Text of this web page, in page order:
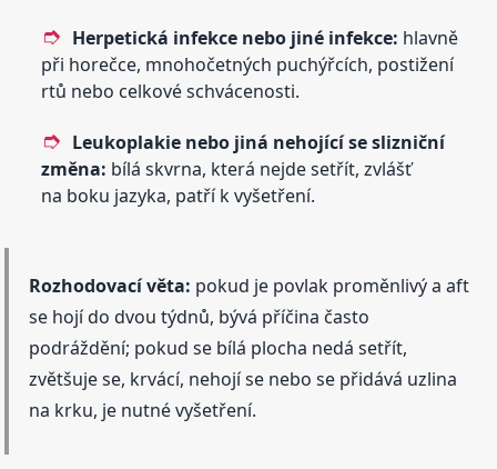
Herpetická infekce nebo jiné infekce: hlavně
při horečce, mnohočetných puchýřcích, postižení
rtů nebo celkové schvácenosti.
Leukoplakie nebo jiná nehojící se slizniční
změna: bílá skvrna, která nejde setřít, zvlášť
na boku jazyka, patří k vyšetření.
Rozhodovací věta: pokud je povlak proměnlivý a aft
se hojí do dvou týdnů, bývá příčina často
podráždění; pokud se bílá plocha nedá setřít,
zvětšuje se, krvácí, nehojí se nebo se přidává uzlina
na krku, je nutné vyšetření.